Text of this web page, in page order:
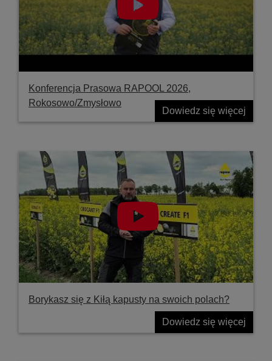
Konferencja Prasowa RAPOOL 2026,
Rokosowo/Zmysłowo
Dowiedz się więcej
Borykasz się z Kiłą kapusty na swoich polach?
Dowiedz się więcej